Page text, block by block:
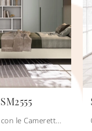
Arreda stanzette moderne con le Camerette a ponte Zalf! Il modello SpaceMakers young SM2555 in melaminico è per ragazzi.